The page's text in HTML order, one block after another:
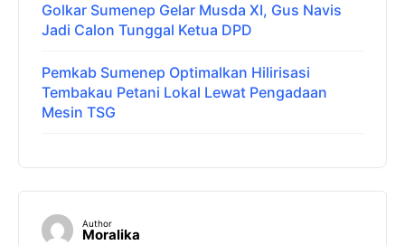
Golkar Sumenep Gelar Musda XI, Gus Navis
Jadi Calon Tunggal Ketua DPD
Pemkab Sumenep Optimalkan Hilirisasi
Tembakau Petani Lokal Lewat Pengadaan
Mesin TSG
Author
Moralika